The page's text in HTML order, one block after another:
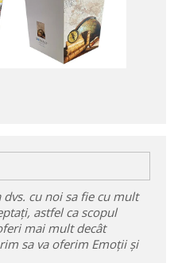
cu noi sa fie cu mult
astfel ca scopul
mai mult decât
sa va oferim Emoții și